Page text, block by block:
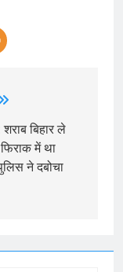
बिहार ले
में था
ने दबोचा